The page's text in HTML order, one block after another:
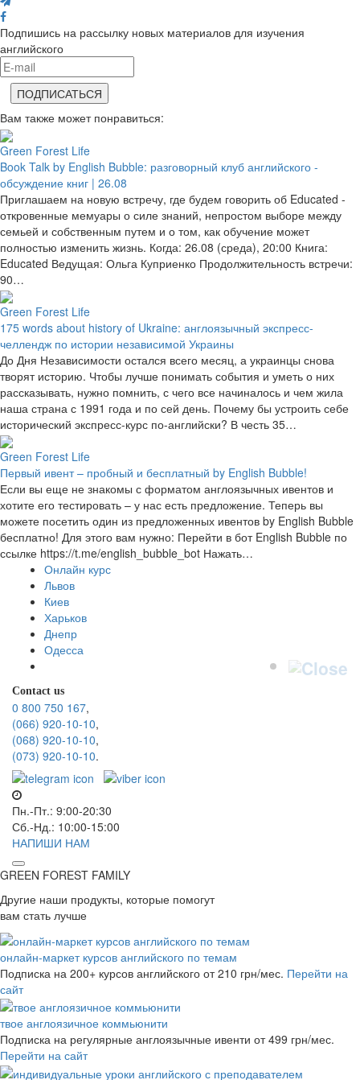
Подпишись на рассылку новых материалов для изучения
английского
Вам также может понравиться:
Green Forest Life
Book Talk by English Bubble: разговорный клуб английского -
обсуждение книг | 26.08
Приглашаем на новую встречу, где будем говорить об Educated -
откровенные мемуары о силе знаний, непростом выборе между
семьей и собственным путем и о том, как обучение может
полностью изменить жизнь. Когда: 26.08 (среда), 20:00 Книга:
Educated Ведущая: Ольга Куприенко Продолжительность встречи:
90…
Green Forest Life
175 words about history of Ukraine: англоязычный экспресс-
челлендж по истории независимой Украины
До Дня Независимости остался всего месяц, а украинцы снова
творят историю. Чтобы лучше понимать события и уметь о них
рассказывать, нужно помнить, с чего все начиналось и чем жила
наша страна с 1991 года и по сей день. Почему бы устроить себе
исторический экспресс-курс по-английски? В честь 35…
Green Forest Life
Первый ивент – пробный и бесплатный by English Bubble!
Если вы еще не знакомы с форматом англоязычных ивентов и
хотите его тестировать – у нас есть предложение. Теперь вы
можете посетить один из предложенных ивентов by English Bubble
бесплатно! Для этого вам нужно: Перейти в бот English Bubble по
ссылке https://t.me/english_bubble_bot Нажать…
Онлайн курс
Львов
Киев
Харьков
Днепр
Одесса
Contact us
0 800 750 167,
(066) 920-10-10,
(068) 920-10-10,
(073) 920-10-10.
Пн.-Пт.: 9:00-20:30
Сб.-Нд.: 10:00-15:00
НАПИШИ НАМ
GREEN FOREST FAMILY
Другие наши продукты, которые помогут
вам стать лучше
онлайн-маркет курсов английского по темам
Подписка на 200+ курсов английского от 210 грн/мес. Перейти на
сайт
твое англоязичное коммьюнити
Подписка на регулярные англоязычные ивенти от 499 грн/мес.
Перейти на сайт